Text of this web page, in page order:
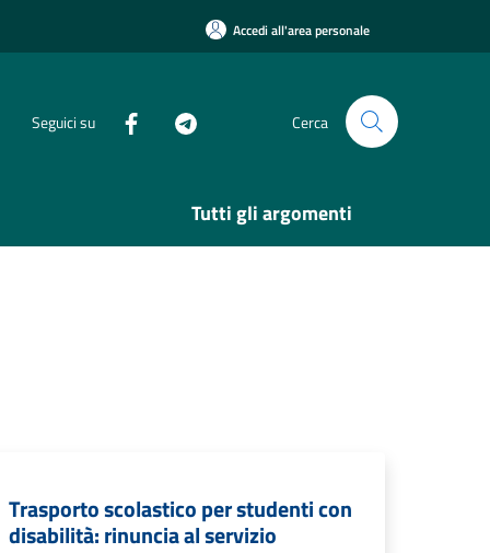
Accedi all'area personale
Seguici su Cerca
Tutti gli argomenti
Trasporto scolastico per studenti con
disabilità: rinuncia al servizio